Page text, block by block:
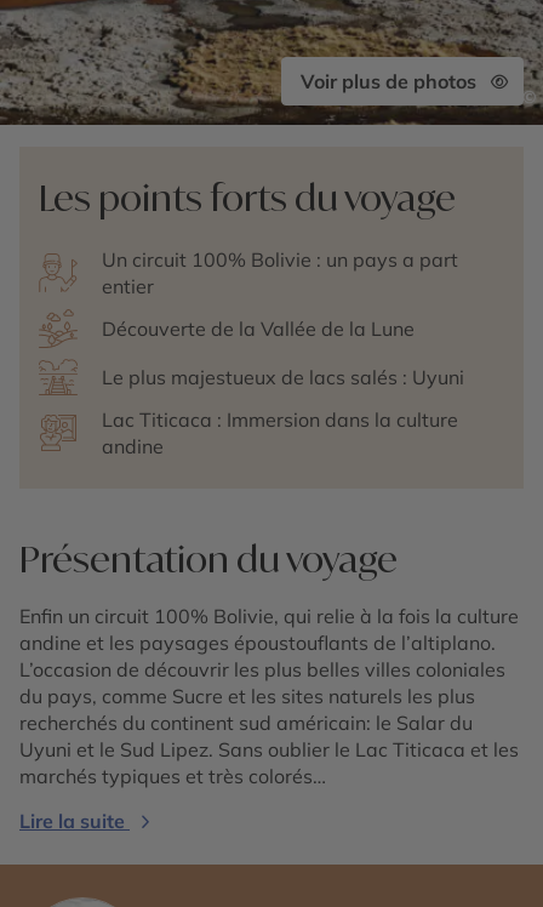
Voir plus de photos
©
Les points forts du voyage
Un circuit 100% Bolivie : un pays a part
entier
Découverte de la Vallée de la Lune
Le plus majestueux de lacs salés : Uyuni
Lac Titicaca : Immersion dans la culture
andine
Présentation du voyage
Enfin un circuit 100% Bolivie, qui relie à la fois la culture
andine et les paysages époustouflants de l’altiplano.
L’occasion de découvrir les plus belles villes coloniales
du pays, comme Sucre et les sites naturels les plus
recherchés du continent sud américain: le Salar du
Uyuni et le Sud Lipez. Sans oublier le Lac Titicaca et les
marchés typiques et très colorés…
Lire la suite